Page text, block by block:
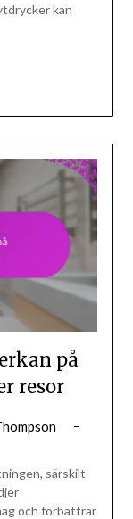
kan
på
resor
särskilt
och förbättrar